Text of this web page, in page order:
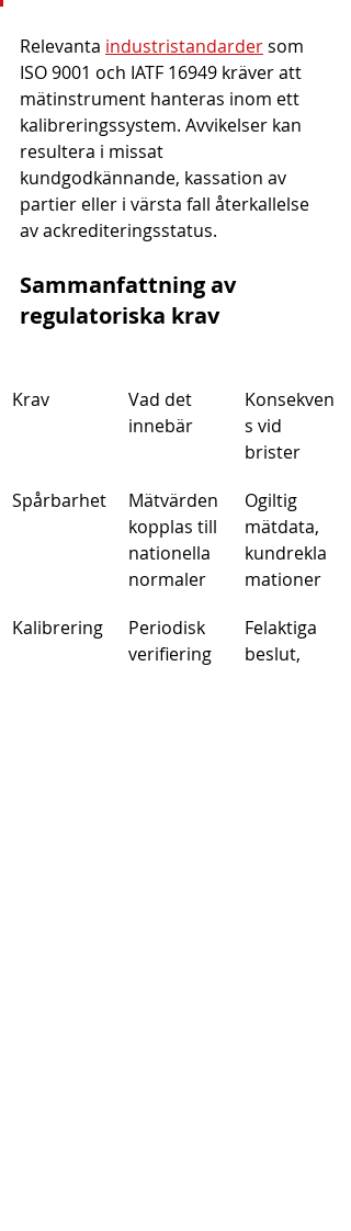
Relevanta industristandarder som
ISO 9001 och IATF 16949 kräver att
mätinstrument hanteras inom ett
kalibreringssystem. Avvikelser kan
resultera i missat
kundgodkännande, kassation av
partier eller i värsta fall återkallelse
av ackrediteringsstatus.
Sammanfattning av
regulatoriska krav
Krav
Vad det
innebär
Konsekven
s vid
brister
Spårbarhet
Mätvärden
kopplas till
nationella
normaler
Ogiltig
mätdata,
kundrekla
mationer
Kalibrering
Periodisk
verifiering
Felaktiga
beslut,